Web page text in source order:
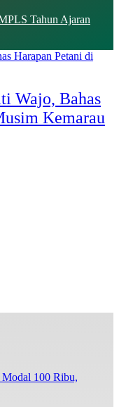
Tahun Ajaran
Wajo, Bahas
Kemarau